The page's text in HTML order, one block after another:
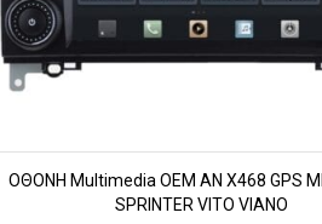
ΠΡΟΒΟΛΗ
OΘΟΝΗ Multimedia OEM AN X468 GPS
SPRINTER VITO VIANO